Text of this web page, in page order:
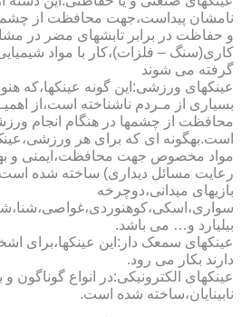
نامشان پیداست،جهت محافظت از چشمها
و حفاظت در برابر تابشهای مضر در
کاری(سنگ – فلزات)،کار با مواد
گرفته می شوند
عینکهای ورزشی:این گونه عینکها،که
بسیاری از مـردم ناشناخته است،از
محافظت از چشمها در هنگام انجام
است.به­گونه ای که برای هر
مواد مخصوص جهت محافظت،ایمنی و
رعایت مسائل دیداری) ساخته شده
بازیهای میدانی،دوچرخه
بیلیارد و… می باشد.
عینکهای سمعک دار:این عینکها،برای
دارند بکار می رود.
عینکهای الکترونیکی:در انواع گوناگون
نابینایان،ساخته شده است.